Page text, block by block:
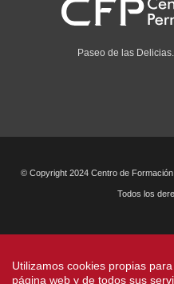
Paseo de las
© Copyright 2024 Centro de
Todos los
Utilizamos cookies propias
página web y de todos sus